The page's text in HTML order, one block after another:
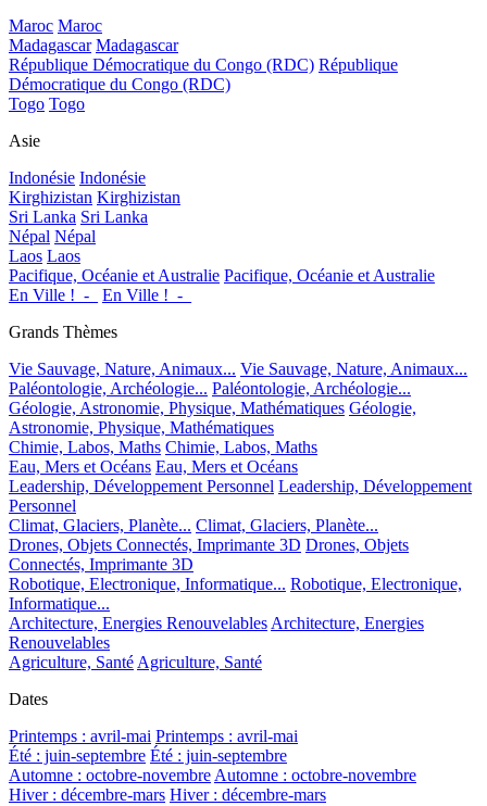
Maroc Maroc
Madagascar Madagascar
République Démocratique du Congo (RDC) République
Démocratique du Congo (RDC)
Togo Togo
Asie
Indonésie Indonésie
Kirghizistan Kirghizistan
Sri Lanka Sri Lanka
Népal Népal
Laos Laos
Pacifique, Océanie et Australie Pacifique, Océanie et Australie
En Ville !_-_
En Ville !_-_
Grands Thèmes
Vie Sauvage, Nature, Animaux... Vie Sauvage, Nature, Animaux...
Paléontologie, Archéologie... Paléontologie, Archéologie...
Géologie, Astronomie, Physique, Mathématiques Géologie,
Astronomie, Physique, Mathématiques
Chimie, Labos, Maths Chimie, Labos, Maths
Eau, Mers et Océans Eau, Mers et Océans
Leadership, Développement Personnel Leadership, Développement
Personnel
Climat, Glaciers, Planète... Climat, Glaciers, Planète...
Drones, Objets Connectés, Imprimante 3D Drones, Objets
Connectés, Imprimante 3D
Robotique, Electronique, Informatique... Robotique, Electronique,
Informatique...
Architecture, Energies RenouvelablesArchitecture, Energies
Renouvelables
Agriculture, SantéAgriculture, Santé
Dates
Printemps : avril-mai Printemps : avril-mai
Été : juin-septembre Été : juin-septembre
Automne : octobre-novembreAutomne : octobre-novembre
Hiver : décembre-mars Hiver : décembre-mars